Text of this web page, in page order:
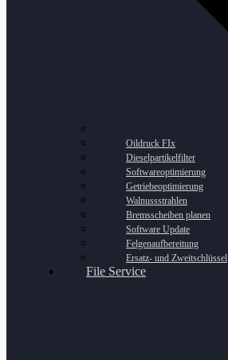
Oildruck FIx
Dieselpartikelfilter
Softwareoptimierung
Getriebeoptimierung
Walnussstrahlen
Bremsscheiben planen
Software Update
Felgenaufbereitung
Ersatz- und Zweitschlüssel
File Service